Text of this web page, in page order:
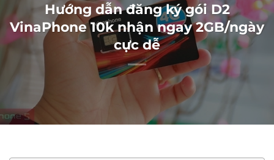
Hướng dẫn đăng ký gói D2
VinaPhone 10k nhận ngay 2GB/ngày
cực dễ